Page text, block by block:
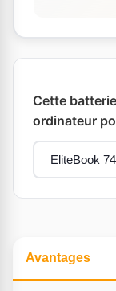
Cette
ordinateur
Avantages